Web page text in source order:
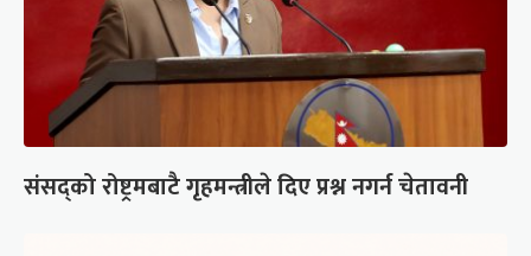
संसद्को रोष्ट्रमबाटै गृहमन्त्रीले दिए प्रश्न नगर्न चेतावनी